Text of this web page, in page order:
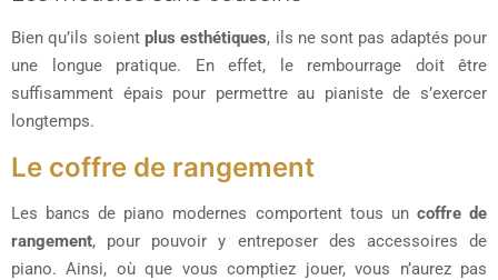
Bien qu’ils soient plus esthétiques, ils ne sont pas adaptés pour
une longue pratique. En effet, le rembourrage doit être
suffisamment épais pour permettre au pianiste de s’exercer
longtemps.
Le coffre de rangement
Les bancs de piano modernes comportent tous un coffre de
rangement, pour pouvoir y entreposer des accessoires de
piano. Ainsi, où que vous comptiez jouer, vous n’aurez pas